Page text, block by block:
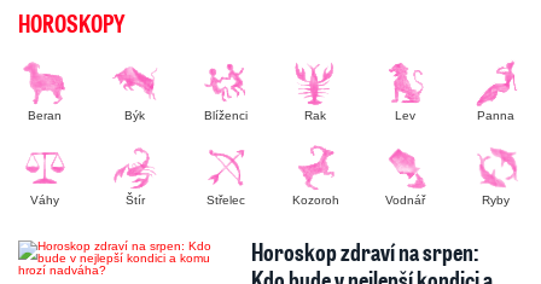
HOROSKOPY
Beran Býk Blíženci Rak Lev Panna
Váhy Štír Střelec Kozoroh Vodnář Ryby
Horoskop zdraví na srpen: